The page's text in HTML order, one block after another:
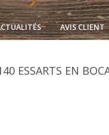
AVIS CLIENT
ESSARTS EN